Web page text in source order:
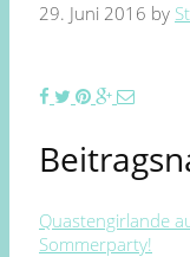
29. Juni 2016 by
Quastengirlande
Sommerparty!